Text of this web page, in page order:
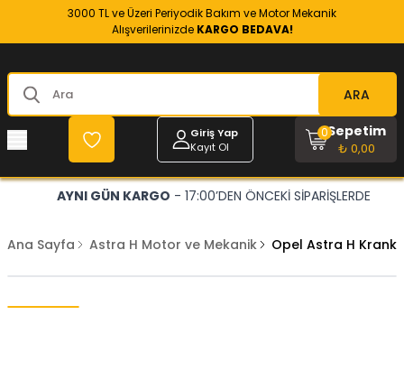
3000 TL ve Üzeri Periyodik Bakım ve Motor Mekanik
Alışverilerinizde KARGO BEDAVA!
ARA
Giriş Yap
Kayıt Ol
Sepetim
₺ 0,00
0
AYNI GÜN KARGO - 17:00’DEN ÖNCEKİ SİPARİŞLERDE
Ana Sayfa Astra H Motor ve Mekanik Opel Astra H Krank